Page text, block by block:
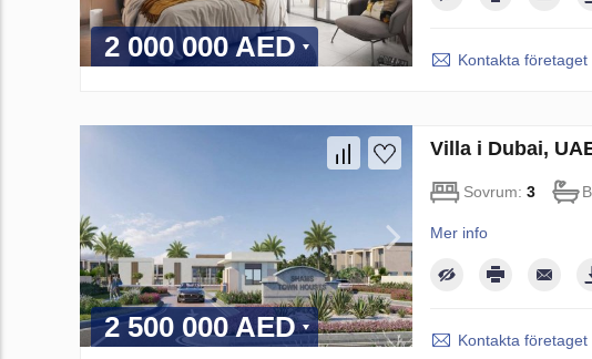
2 000 000 AED Kontakta företaget
2 500 000 AED
Villa i Dubai,
Sovrum: 3
Mer info
Kontakta företaget